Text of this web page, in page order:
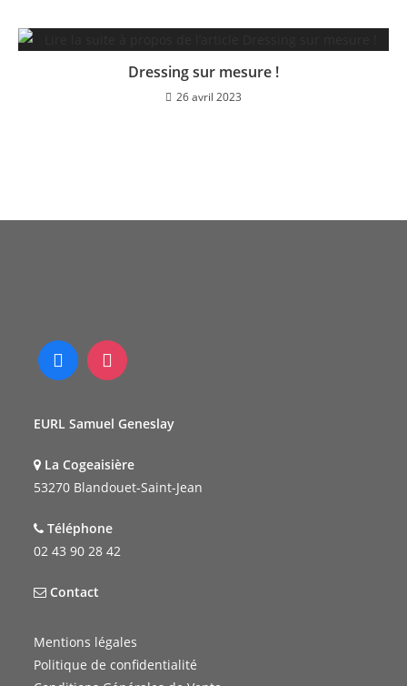
Dressing sur mesure !
26 avril 2023
EURL Samuel Geneslay
La Cogeaisière
53270 Blandouet-Saint-Jean
Téléphone
02 43 90 28 42
Contact
Mentions légales
Politique de confidentialité